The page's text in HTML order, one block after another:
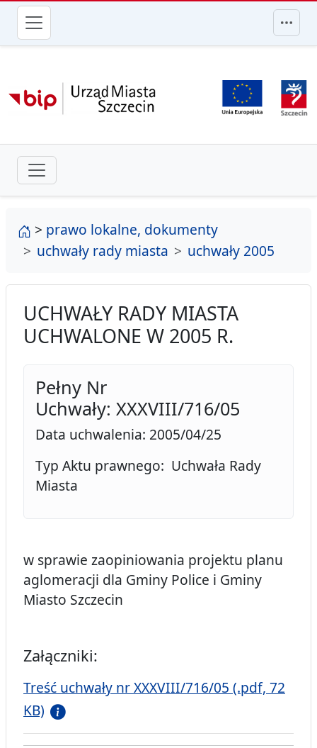
przejdź do głównego menu
strona główna
> prawo lokalne, dokumenty
uchwały rady miasta
uchwały 2005
UCHWAŁY RADY MIASTA
UCHWALONE W 2005 R.
Pełny Nr
Uchwały: XXXVIII/716/05
Data uchwalenia: 2005/04/25
Typ Aktu prawnego: Uchwała Rady
Miasta
w sprawie zaopiniowania projektu planu
aglomeracji dla Gminy Police i Gminy
Miasto Szczecin
Załączniki:
Treść uchwały nr XXXVIII/716/05 (.pdf, 72
KB)